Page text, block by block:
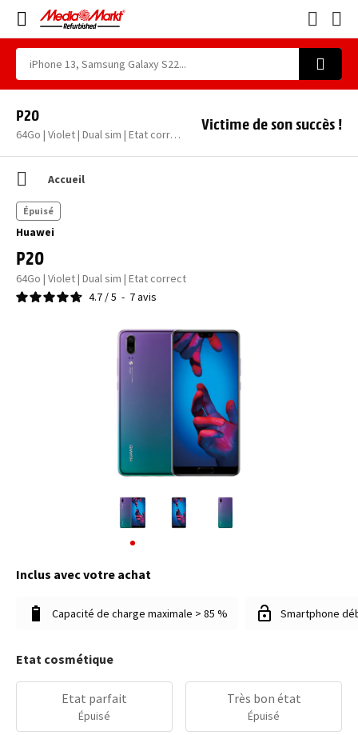
P20
64Go | Violet | Dual sim | Etat correct
Victime de son succès !
Accueil
Huawei
P20
64Go | Violet | Dual sim | Etat correct
4.7 /5 - 7avis
Épuisé
Inclus avec votre achat
Capacité de charge maximale > 85 % Smartphone
Etat cosmétique
Etat parfait
Épuisé
Très bon état
Épuisé